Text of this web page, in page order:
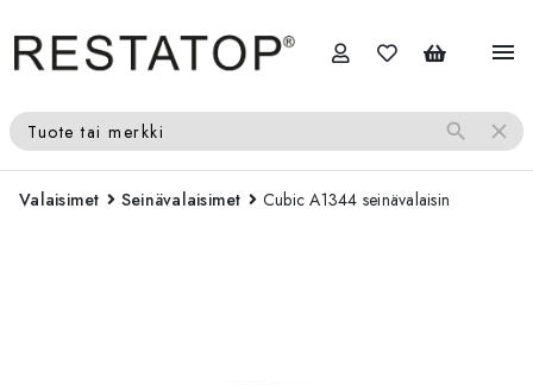
menu
Tuote tai merkki search close
Valaisimet Seinävalaisimet Cubic A1344 seinävalaisin